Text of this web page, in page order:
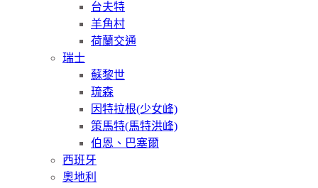
台夫特
羊角村
荷蘭交通
瑞士
蘇黎世
琉森
因特拉根(少女峰)
策馬特(馬特洪峰)
伯恩、巴塞爾
西班牙
奧地利